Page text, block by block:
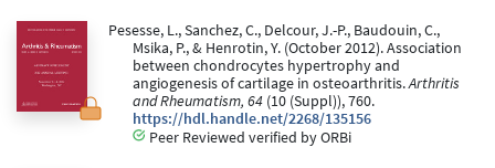
Pesesse, L., Sanchez, C., Delcour, J.-P., Baudouin, C.,
Msika, P., & Henrotin, Y. (October 2012). Association
between chondrocytes hypertrophy and
angiogenesis of cartilage in osteoarthritis.Arthritis
and Rheumatism, 64 (10 (Suppl)), 760.
https://hdl.handle.net/2268/135156
Peer Reviewed verified by ORBi